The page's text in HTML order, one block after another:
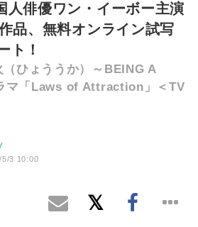
人俳優ワン・イーボー主演
品、無料オンライン試写
ト！
ひょううか）～BEING A
マ「Laws of Attraction」＜TV
5/3 10:00